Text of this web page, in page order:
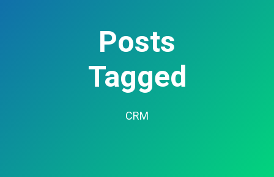
Posts
Tagged
CRM